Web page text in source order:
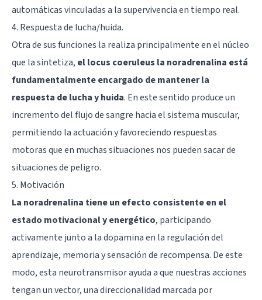
automáticas vinculadas a la supervivencia en tiempo real.
4. Respuesta de lucha/huida.
Otra de sus funciones la realiza principalmente en el núcleo
que la sintetiza, el locus coeruleus la noradrenalina está
fundamentalmente encargado de mantener la
respuesta de lucha y huida. En este sentido produce un
incremento del flujo de sangre hacia el sistema muscular,
permitiendo la actuación y favoreciendo respuestas
motoras que en muchas situaciones nos pueden sacar de
situaciones de peligro.
5. Motivación
La noradrenalina tiene un efecto consistente en el
estado motivacional y energético, participando
activamente junto a la dopamina en la regulación del
aprendizaje, memoriay sensación de recompensa. De este
modo, esta neurotransmisor ayuda a que nuestras acciones
tengan un vector, una direccionalidad marcada por